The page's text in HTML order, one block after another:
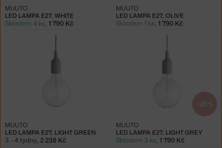
LED LAMPA E27, WHITE
MUUTO
Skladem 4 ks 1 790 Kč
LED LAMPA E27, OLIVE
MUUTO
Skladem 1 ks 1 790 Kč
LED LAMPA E27, LIGHT GREEN
MUUTO
3 - 4 týdny, 2 238 Kč
−20 %
LED LAMPA E27, LIGHT GREY
MUUTO
Skladem 3 ks, 1 790 Kč